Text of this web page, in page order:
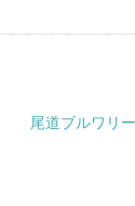
尾道ブルワリ